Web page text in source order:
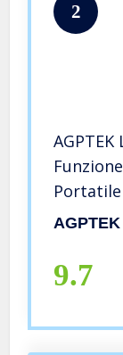
2
libero e
AGPTEK
9.7